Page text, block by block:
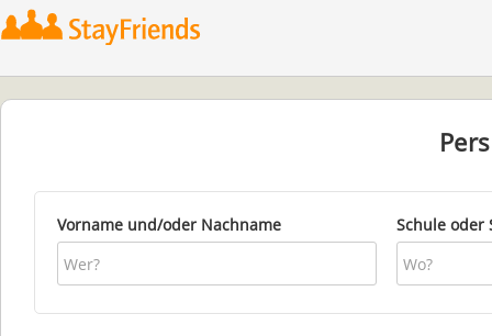
Vorname und/oder Nachname Schule oder